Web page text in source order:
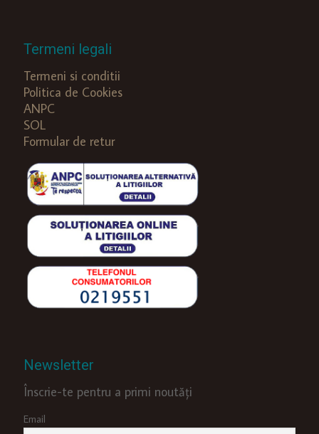
Termeni legali
Termeni si conditii
Politica de Cookies
ANPC
SOL
Formular de retur
Newsletter
Înscrie-te pentru a primi noutăți
Email